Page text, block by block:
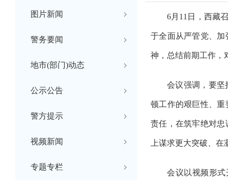
图片新闻
警务要闻
地市(部门)动态
公示公告
警方提示
视频新闻
专题专栏
6月 11 日， 西藏
于全面从严管党、
神，总结前期工作，
会议强调，要坚
顿工作的艰巨性、
责任，在筑牢绝对
上谋求更大突破、
会议 以视频形